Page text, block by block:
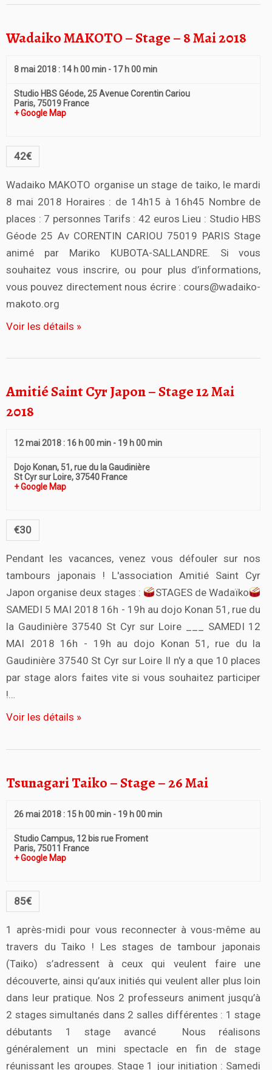
Wadaiko MAKOTO – Stage – 8 Mai 2018
8 mai 2018 : 14 h 00 min - 17 h 00 min
Studio HBS Géode,25 Avenue Corentin Cariou
Paris, 75019 France
+ Google Map
42€
Wadaiko MAKOTO organise un stage de taiko, le mardi
8 mai 2018 Horaires : de 14h15 à 16h45 Nombre de
places : 7 personnes Tarifs : 42 euros Lieu : Studio HBS
Géode 25 Av CORENTIN CARIOU 75019 PARIS Stage
animé par Mariko KUBOTA-SALLANDRE. Si vous
souhaitez vous inscrire, ou pour plus d’informations,
vous pouvez directement nous écrire : cours@wadaiko-
makoto.org
Voir les détails »
Amitié Saint Cyr Japon – Stage 12 Mai
2018
12 mai 2018 : 16 h 00 min - 19 h 00 min
Dojo Konan, 51, rue du la Gaudinière
St Cyr sur Loire,37540 France
+ Google Map
€30
Pendant les vacances, venez vous défouler sur nos
tambours japonais ! L'association Amitié Saint Cyr
Japon organise deux stages :
STAGES de Wadaïko
SAMEDI 5 MAI 2018 16h - 19h au dojo Konan 51, rue du
la Gaudinière 37540 St Cyr sur Loire ___ SAMEDI 12
MAI 2018 16h - 19h au dojo Konan 51, rue du la
Gaudinière 37540 St Cyr sur Loire Il n'y a que 10 places
par stage alors faites vite si vous souhaitez participer
!…
Voir les détails »
Tsunagari Taiko – Stage – 26 Mai
26 mai 2018 : 15 h 00 min - 19 h 00 min
Studio Campus, 12 bis rue Froment
Paris, 75011 France
+ Google Map
85€
1 après-midi pour vous reconnecter à vous-même au
travers du Taiko ! Les stages de tambour japonais
(Taiko) s’adressent à ceux qui veulent faire une
découverte, ainsi qu’aux initiés qui veulent aller plus loin
dans leur pratique. Nos 2 professeurs animent jusqu’à
2 stages simultanés dans 2 salles différentes : 1 stage
débutants 1 stage avancé Nous réalisons
généralement un mini spectacle en fin de stage
réunissant les groupes. Stage 1 jour initiation : Samedi